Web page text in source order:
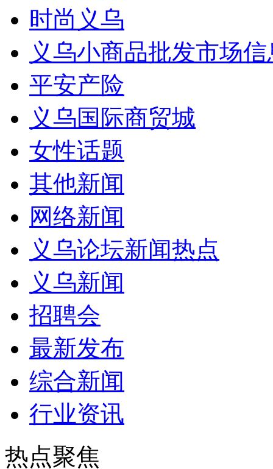
时尚义乌
义乌小商品批发市场
平安产险
义乌国际商贸城
女性话题
其他新闻
网络新闻
义乌论坛新闻热点
义乌新闻
招聘会
最新发布
综合新闻
行业资讯
热点聚焦